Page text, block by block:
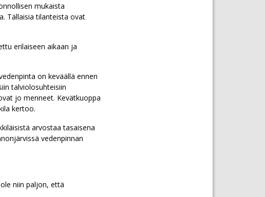
mukaista
Tällaisia tilanteista ovat
erilaiseen aikaan ja
on keväällä ennen
talviolosuhteisiin
jo menneet. Kevätkuoppa
kertoo.
arvostaa tasaisena
vedenpinnan
niin paljon, että